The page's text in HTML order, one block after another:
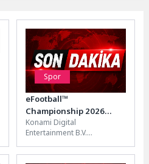
Spor
eFootball™
Championship 2026
Dünya Finalleri,
eFootball™ Dünya
Festivali sırasında
Konami Digital
Entertainment B.V.
açıklamayla, dünyanın en iyi